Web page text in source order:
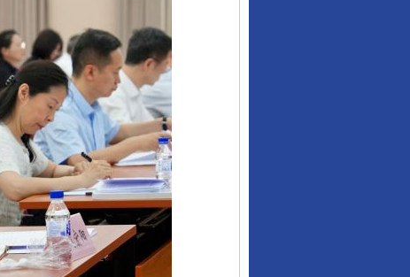
让核能赋能千行百业